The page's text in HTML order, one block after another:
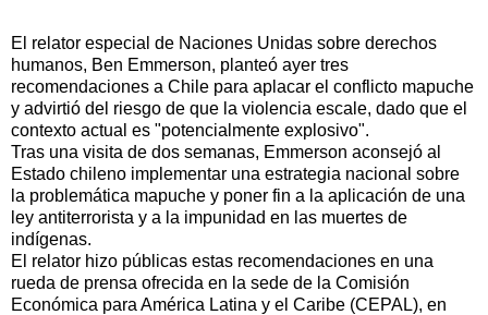
El relator especial de Naciones Unidas sobre derechos
humanos, Ben Emmerson, planteó ayer tres
recomendaciones a Chile para aplacar el conflicto mapuche
y advirtió del riesgo de que la violencia escale, dado que el
contexto actual es "potencialmente explosivo".
Tras una visita de dos semanas, Emmerson aconsejó al
Estado chileno implementar una estrategia nacional sobre
la problemática mapuche y poner fin a la aplicación de una
ley antiterrorista y a la impunidad en las muertes de
indígenas.
El relator hizo públicas estas recomendaciones en una
rueda de prensa ofrecida en la sede de la Comisión
Económica para América Latina y el Caribe (CEPAL), en